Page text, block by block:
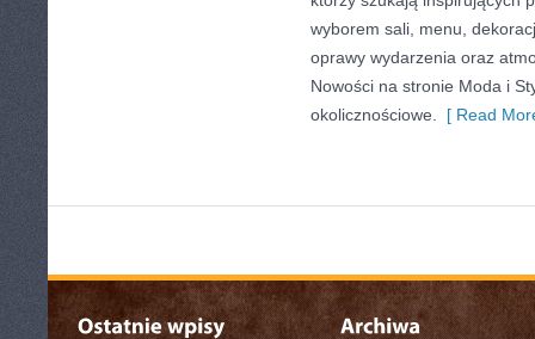
wyborem sali, menu,
oprawy wydarzenia oraz
Nowości na stronie Moda i
okolicznościowe.
[ Read